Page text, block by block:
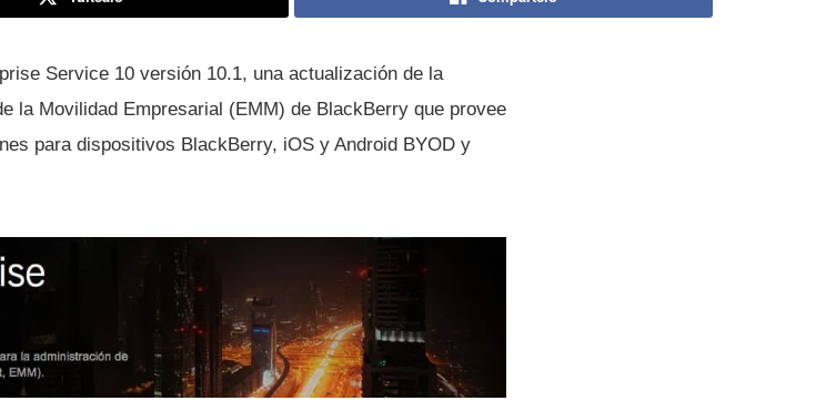
Service 10 versión 10.1, una actualización de la
la Movilidad Empresarial (EMM) de BlackBerry que provee
para dispositivos BlackBerry, iOS y Android BYOD y